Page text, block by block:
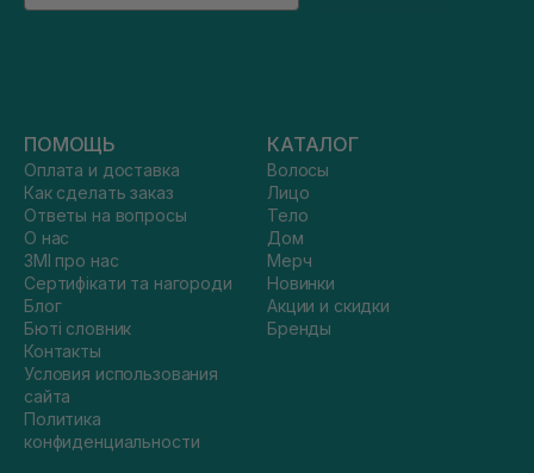
ПОМОЩЬ
Оплата и доставка
Как сделать заказ
Ответы на вопросы
О нас
ЗМІ про нас
Сертифікати та нагороди
Блог
Бюті словник
Контакты
Условия использования
сайта
Политика
конфиденциальности
КАТАЛОГ
Волосы
Лицо
Тело
Дом
Мерч
Новинки
Акции и скидки
Бренды